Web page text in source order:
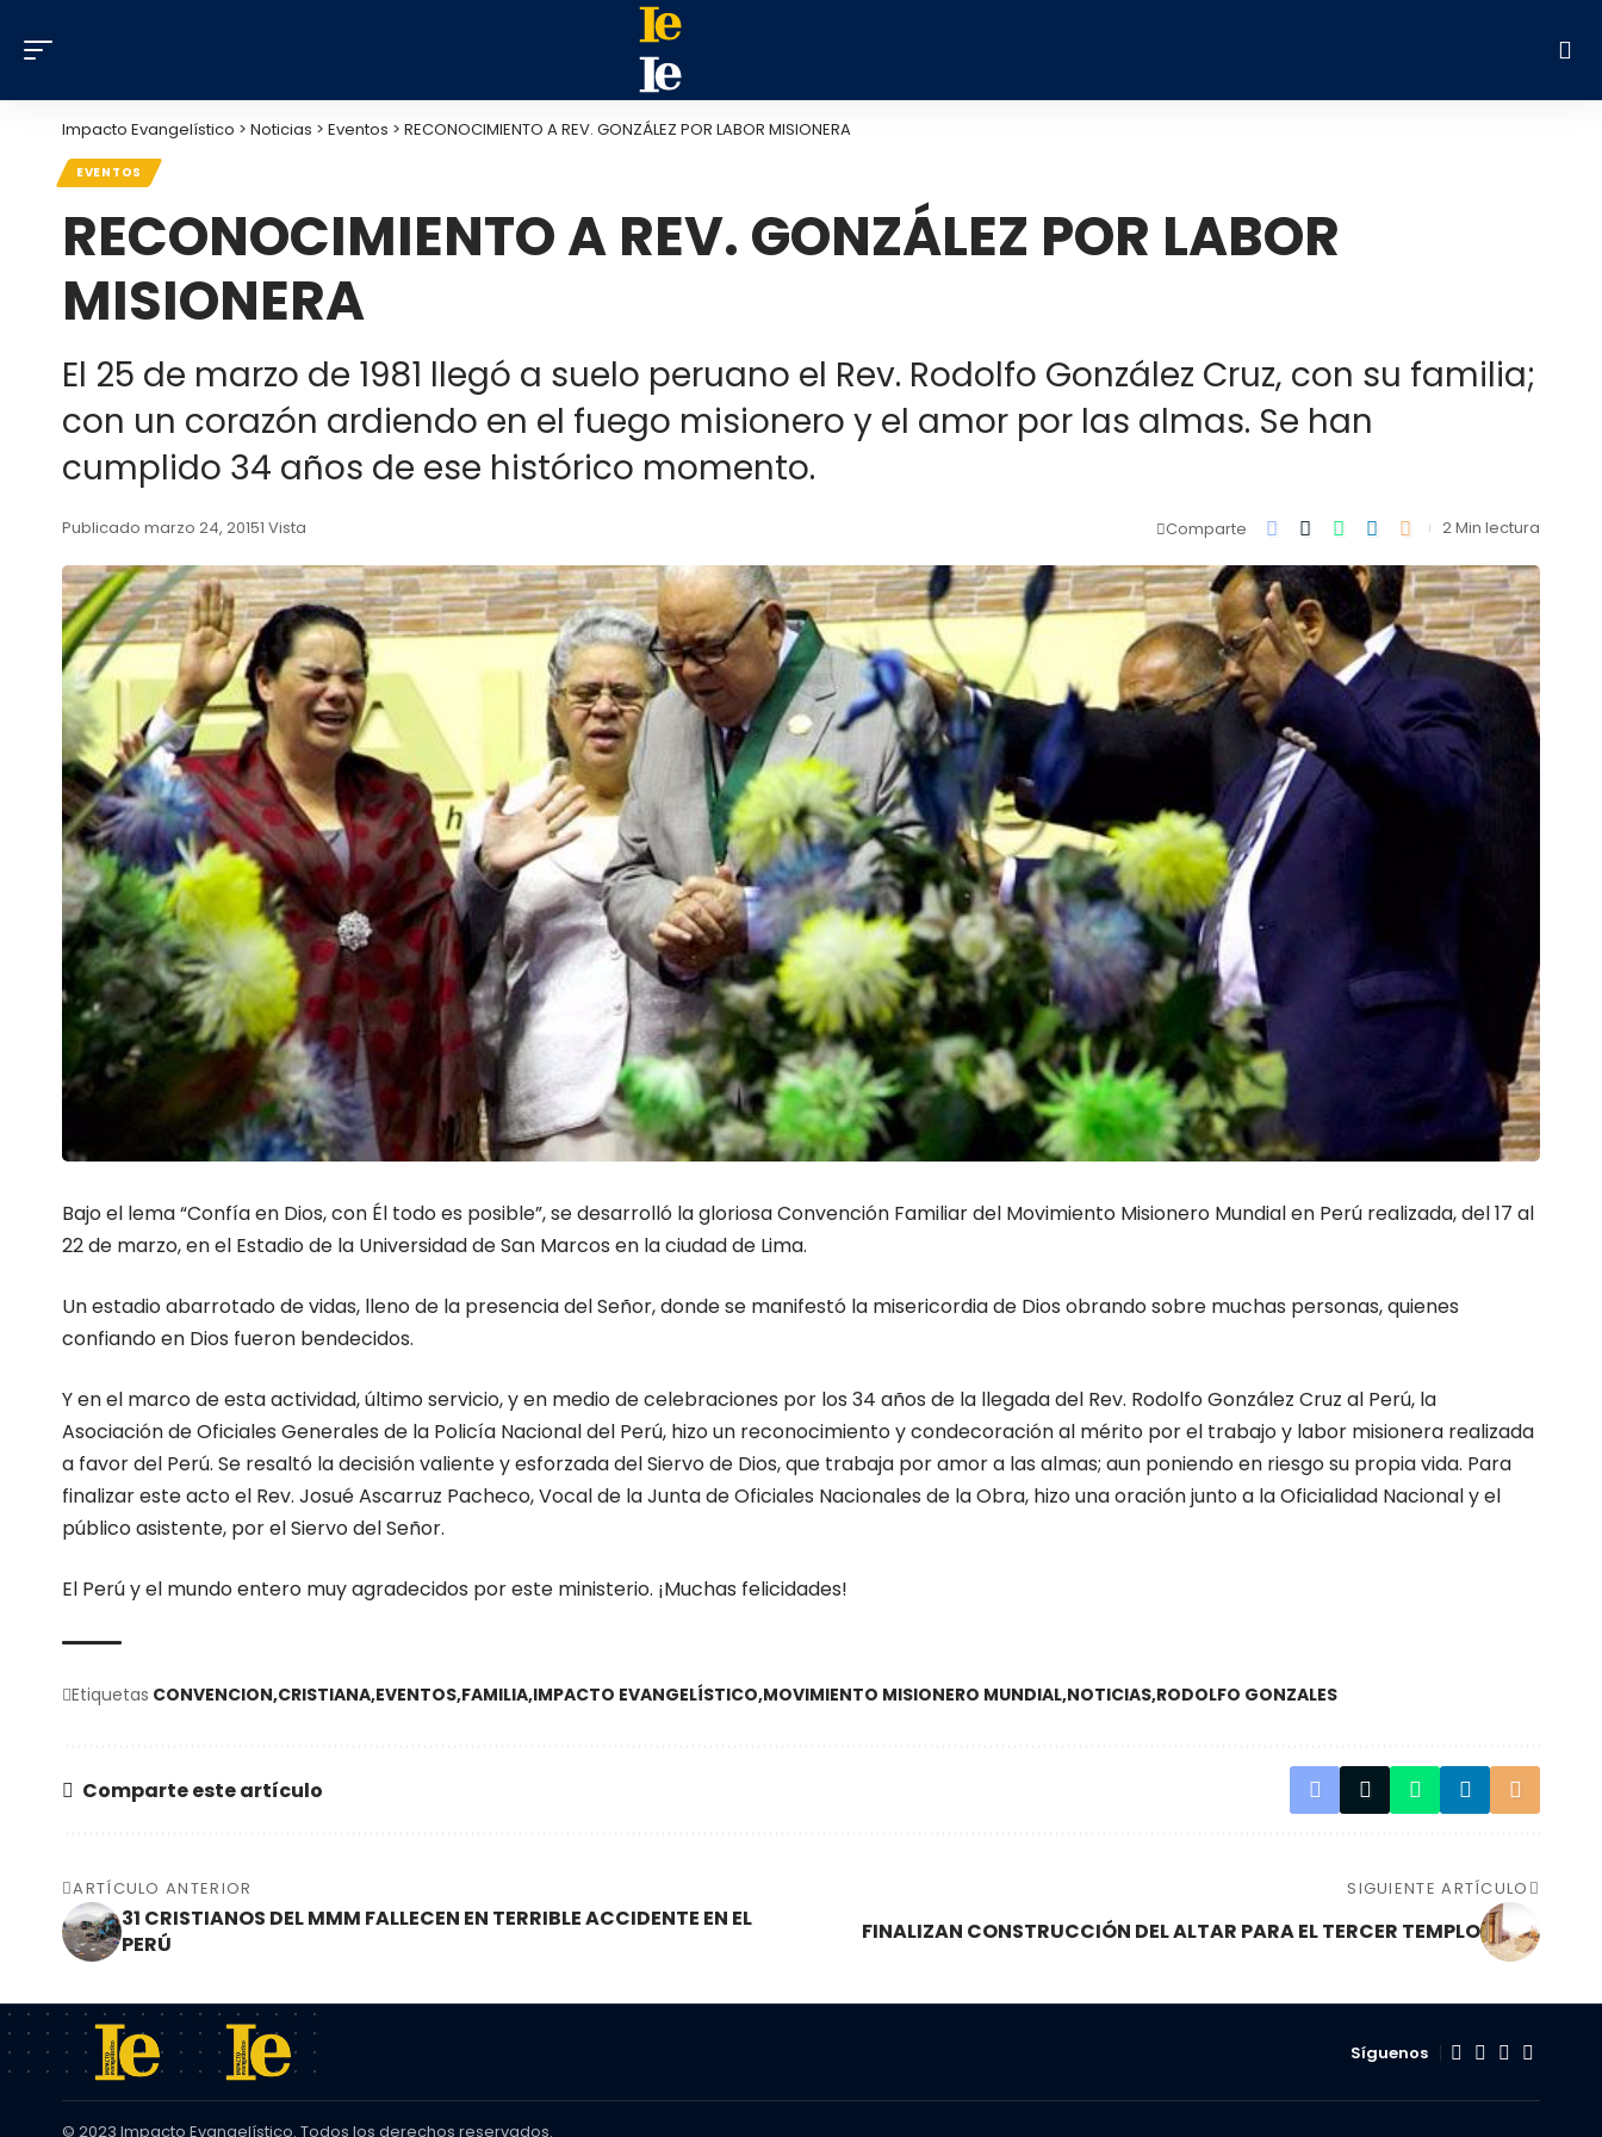
Impacto Evangelístico > Noticias > Eventos > RECONOCIMIENTO A REV. GONZÁLEZ POR LABOR MISIONERA
EVENTOS
RECONOCIMIENTO A REV. GONZÁLEZ POR LABOR
MISIONERA
El 25 de marzo de 1981 llegó a suelo peruano el Rev. Rodolfo González Cruz, con su familia;
con un corazón ardiendo en el fuego misionero y el amor por las almas. Se han
cumplido 34 años de ese histórico momento.
Publicado marzo 24, 20151 Vista Comparte 2 Min lectura
Bajo el lema “Confía en Dios, con Él todo es posible”, se desarrolló la gloriosa Convención Familiar del Movimiento Misionero Mundial en Perú realizada, del 17 al
22 de marzo, en el Estadio de la Universidad de San Marcos en la ciudad de Lima.
Un estadio abarrotado de vidas, lleno de la presencia del Señor, donde se manifestó la misericordia de Dios obrando sobre muchas personas, quienes
confiando en Dios fueron bendecidos.
Y en el marco de esta actividad, último servicio, y en medio de celebraciones por los 34 años de la llegada del Rev. Rodolfo González Cruz al Perú, la
Asociación de Oficiales Generales de la Policía Nacional del Perú, hizo un reconocimiento y condecoración al mérito por el trabajo y labor misionera realizada
a favor del Perú. Se resaltó la decisión valiente y esforzada del Siervo de Dios, que trabaja por amor a las almas; aun poniendo en riesgo su propia vida. Para
finalizar este acto el Rev. Josué Ascarruz Pacheco, Vocal de la Junta de Oficiales Nacionales de la Obra, hizo una oración junto a la Oficialidad Nacional y el
público asistente, por el Siervo del Señor.
El Perú y el mundo entero muy agradecidos por este ministerio. ¡Muchas felicidades!
Etiquetas CONVENCION CRISTIANA EVENTOS FAMILIA IMPACTO EVANGELÍSTICO MOVIMIENTO MISIONERO MUNDIAL NOTICIAS RODOLFO GONZALES
Comparte este artículo
ARTÍCULO ANTERIOR
31 CRISTIANOS DEL MMM FALLECEN EN TERRIBLE ACCIDENTE EN EL
PERÚ
SIGUIENTE ARTÍCULO
FINALIZAN CONSTRUCCIÓN DEL ALTAR PARA EL TERCER TEMPLO
Síguenos
© 2023 Impacto Evangelístico. Todos los derechos reservados.